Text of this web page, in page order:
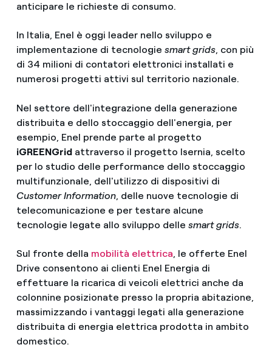
anticipare le richieste di consumo.
In Italia, Enel è oggi leader nello sviluppo e
implementazione di tecnologie smart grids, con più
di 34 milioni di contatori elettronici installati e
numerosi progetti attivi sul territorio nazionale.
Nel settore dell'integrazione della generazione
distribuita e dello stoccaggio dell'energia, per
esempio, Enel prende parte al progetto
iGREENGridattraverso il progetto Isernia, scelto
per lo studio delle performance dello stoccaggio
multifunzionale, dell'utilizzo di dispositivi di
Customer Information, delle nuove tecnologie di
telecomunicazione e per testare alcune
tecnologie legate allo sviluppo delle smart grids.
Sul fronte della mobilità elettrica , le offerte Enel
Drive consentono ai clienti Enel Energia di
effettuare la ricarica di veicoli elettrici anche da
colonnine posizionate presso la propria abitazione,
massimizzando i vantaggi legati alla generazione
distribuita di energia elettrica prodotta in ambito
domestico.